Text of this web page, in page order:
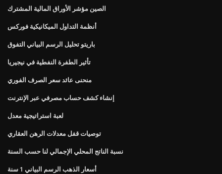
الصين مؤشر الأوراق المالية المشترك
أنظمة التداول الميكانيكية فوركس
باريتو تحليل الرسم البياني التفوق
تأثير الطفرة النفطية في نيجيريا
منحنى عائد سعر الصرف الفوري
إنشاء كشف حساب مصرفي عبر الإنترنت
لعبة استراتيجية معدل
توصيات قفل معدلات الرهن العقاري
نسبة الناتج المحلي الإجمالي لنا حسب السنة
أسعار الذهب الرسم البياني 1 سنة